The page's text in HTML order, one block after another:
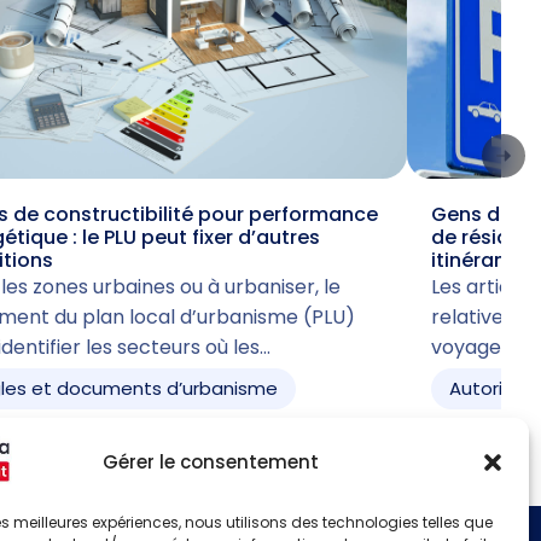
Gérer le consentement
meilleures expériences, nous utilisons des technologies telles que
de constructibilité pour performance
: le PLU peut fixer d’autres
zones urbaines ou à urbaniser, le
du plan local d’urbanisme (PLU)
les secteurs où les…
et documents d’urbanisme
Gens du
de
itinérant
Les
relative à
voyage